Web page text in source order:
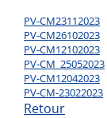
PV-CM23112023
PV-CM26102023
PV-CM12102023
PV-CM_25052023
PV-CM12042023
PV-CM-23022023
Retour